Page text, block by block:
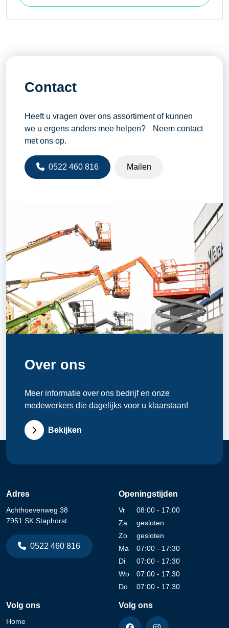
Contact
Heeft u vragen over ons assortiment of kunnen
we u ergens anders mee helpen? Neem contact
met ons op.
0522 460 816 Mailen
Over ons
Meer informatie over ons bedrijf en onze
medewerkers die dagelijks voor u klaarstaan!
Bekijken
Adres
Achthoevenweg 38
7951 SK Staphorst
0522 460 816
Openingstijden
Vr
08:00 - 17:00
Za
gesloten
Zo
gesloten
Ma
07:00 - 17:30
Di
07:00 - 17:30
Wo
07:00 - 17:30
Do
07:00 - 17:30
Volg ons
Home
Volg ons